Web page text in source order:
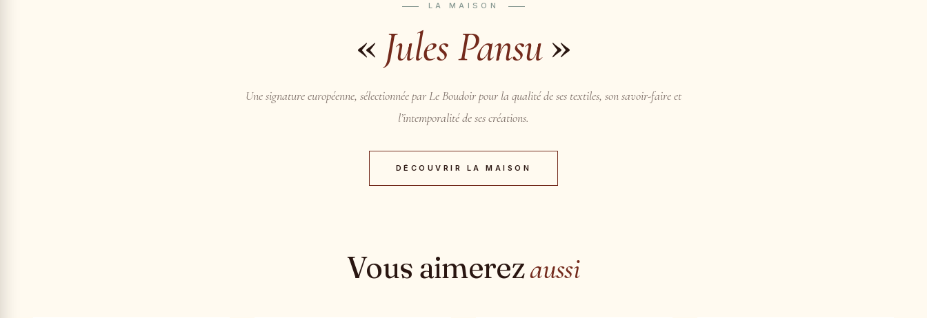
LA MAISON
« Jules Pansu»
Une signature européenne, sélectionnée par Le Boudoir pour la qualité de ses textiles, son savoir-faire et
l’intemporalité de ses créations.
DÉCOUVRIR LA MAISON
Vous aimerezaussi